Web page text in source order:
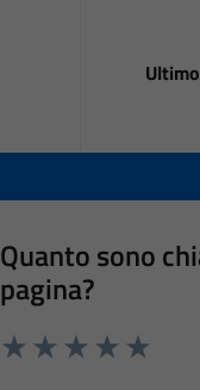
Quanto sono
pagina?